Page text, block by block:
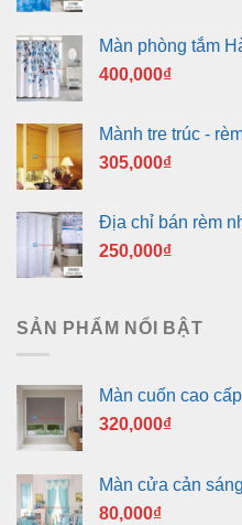
Màn phòng tắm
400,000₫
Mành tre trúc -
305,000₫
Địa chỉ bán rèm
250,000₫
SẢN PHẨM NỔI BẬT
Màn cuốn cao
320,000₫
Màn cửa cản
80,000₫